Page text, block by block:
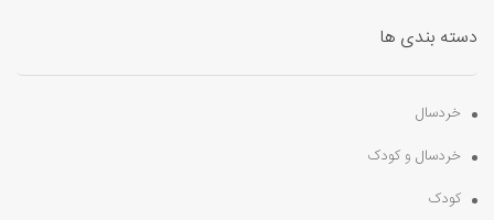
دسته بندی ها
خردسال
خردسال و کودک
کودک